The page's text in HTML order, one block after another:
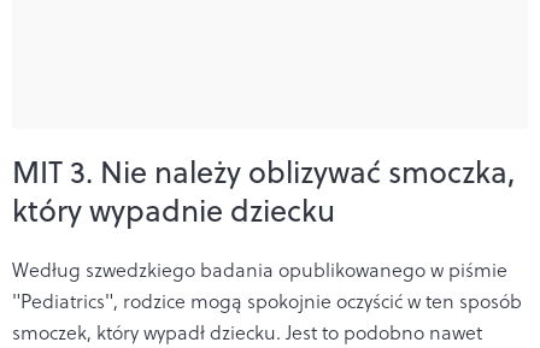
MIT 3. Nie należy oblizywać smoczka,
który wypadnie dziecku
Według szwedzkiego badania opublikowanego w piśmie
"Pediatrics", rodzice mogą spokojnie oczyścić w ten sposób
smoczek, który wypadł dziecku. Jest to podobno nawet